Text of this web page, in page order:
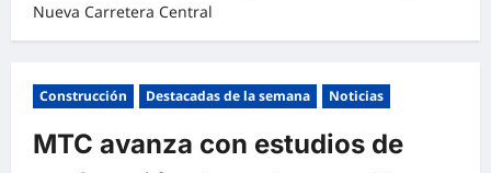
Nueva Carretera Central
Construcción Destacadas de la semana Noticias
MTC avanza con estudios de